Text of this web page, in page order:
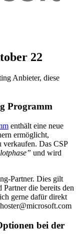
22
Anbieter, diese
Programm
enthält eine neue
ermöglicht,
verkaufen. Das CSP
und wird
Partner. Dies gilt
die bereits den
gerne dafür direkt
bei der